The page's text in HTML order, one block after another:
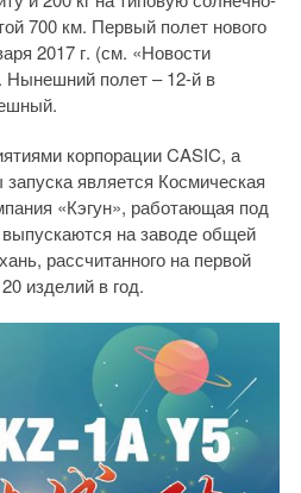
700 км. Первый полет нового
2017 г. (см. «Новости
Нынешний полет – 12-й в
корпорации CASIC, а
является Космическая
«Кэгун», работающая под
на заводе общей
рассчитанного на первой
изделий в год.